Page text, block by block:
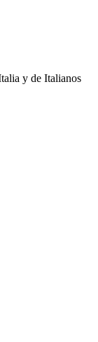
y de Italianos